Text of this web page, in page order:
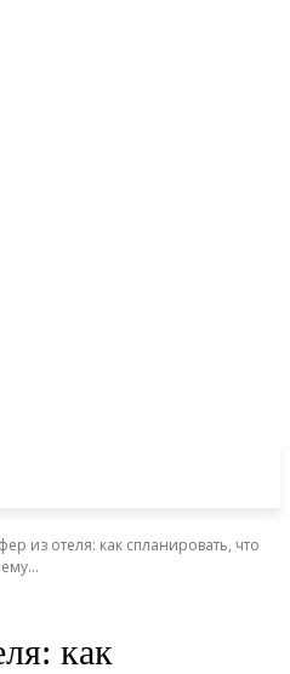
из отеля: как спланировать, что
как